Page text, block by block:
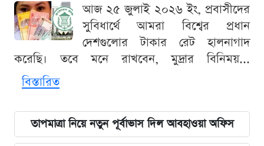
আজ ২৫ জুলাই ২০২৬ ইং, প্রবাসীদের
সুবিধার্থে আমরা বিশ্বের প্রধান
দেশগুলোর টাকার রেট হালনাগাদ
করেছি। তবে মনে রাখবেন, মুদ্রার বিনিময়...
বিস্তারিত
তাপমাত্রা নিয়ে নতুন পূর্বাভাস দিল আবহাওয়া অফিস